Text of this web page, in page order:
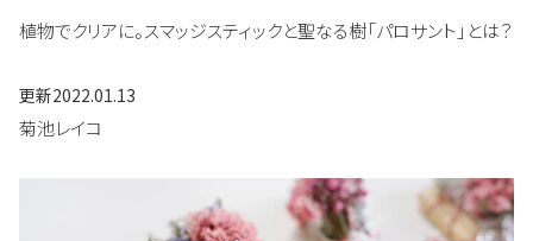
植物でクリアに。スマッジスティックと聖なる樹「パロサント」とは？
更新2022.01.13
菊池レイコ